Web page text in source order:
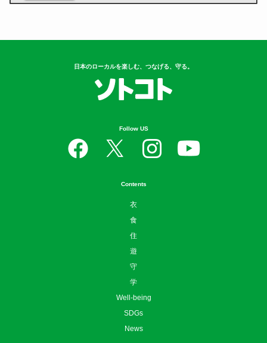
日本のローカルを楽しむ、つなげる、守る。
Follow US
Contents
衣
食
住
遊
守
学
Well-being
SDGs
News